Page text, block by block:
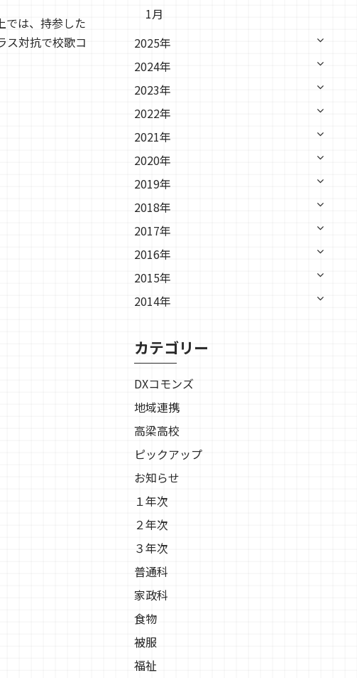
では、持参した
ス対抗で校歌コ
1月
2025年
2024年
2023年
2022年
2021年
2020年
2019年
2018年
2017年
2016年
2015年
2014年
カテゴリー
DXコモンズ
地域連携
高梁高校
ピックアップ
お知らせ
１年次
２年次
３年次
普通科
家政科
食物
被服
福祉